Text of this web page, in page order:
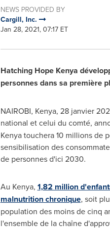
NEWS PROVIDED BY
Cargill, Inc.
Jan 28, 2021, 07:17 ET
Hatching Hope Kenya
personnes dans sa première
NAIROBI, Kenya, 28 janvier
national et celui du comté,
Kenya touchera 10 millions de
sensibilisation des
de personnes d'ici 2030.
Au Kenya, 1,82 million
malnutrition chronique, soit
population des moins de cinq
l'ensemble de la chaîne